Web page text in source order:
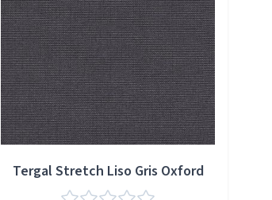
Tergal Stretch Liso Gris Oxford